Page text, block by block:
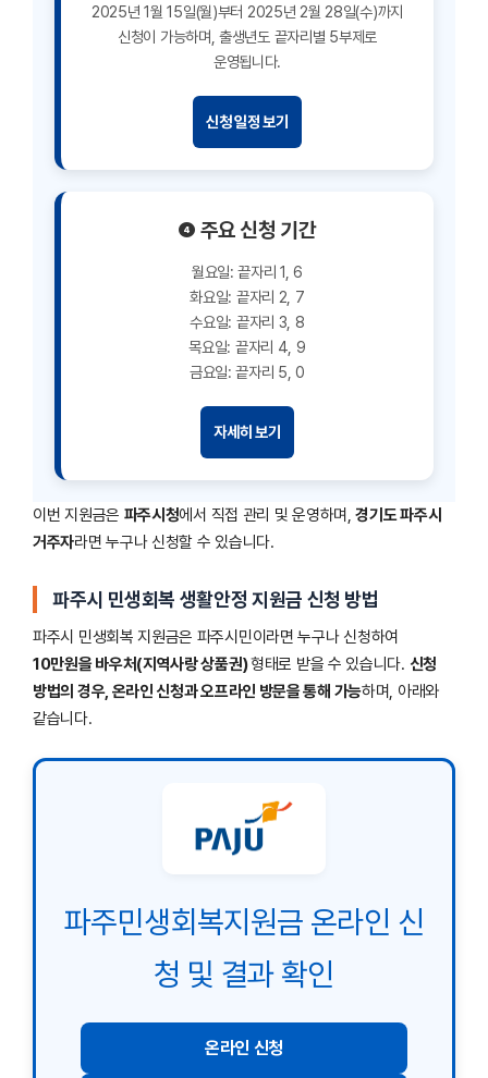
2025년 1월 15일(월)부터 2025년 2월 28일(수)까지
신청이 가능하며, 출생년도 끝자리별 5부제로
운영됩니다.
신청 일정 보기
❹ 주요 신청 기간
월요일: 끝자리 1, 6
화요일: 끝자리 2, 7
수요일: 끝자리 3, 8
목요일: 끝자리 4, 9
금요일: 끝자리 5, 0
자세히 보기
이번 지원금은 파주시청에서 직접 관리 및 운영하며,경기도 파주시
거주자라면 누구나 신청할 수 있습니다.
파주시 민생회복 생활안정 지원금 신청 방법
파주시 민생회복 지원금은 파주시민이라면 누구나 신청하여
10만원을 바우처(지역사랑 상품권)형태로 받을 수 있습니다. 신청
방법의 경우, 온라인 신청과 오프라인 방문을 통해 가능하며, 아래와
같습니다.
파주민생회복지원금 온라인 신
청 및 결과 확인
온라인 신청